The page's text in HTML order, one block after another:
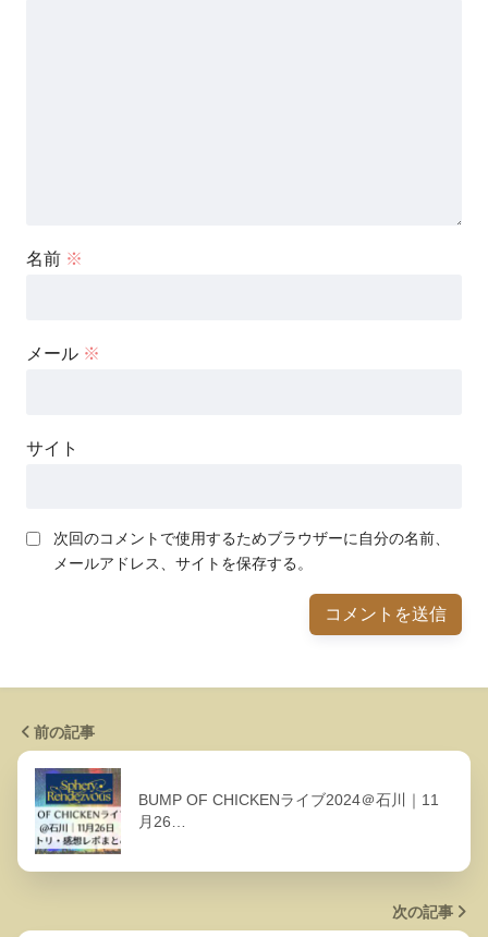
名前 ※
メール ※
サイト
次回のコメントで使用するためブラウザーに自分の名前、
メールアドレス、サイトを保存する。
前の記事
BUMP OF CHICKENライブ2024＠石川｜11
月26…
次の記事